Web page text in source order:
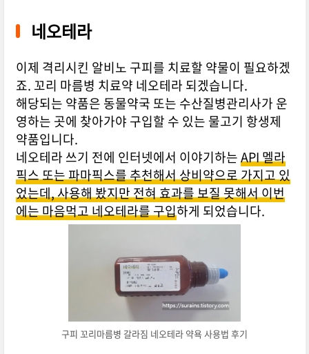
네오테라
이제 격리시킨 알비노 구피를 치료할 약물이 필요하겠
죠. 꼬리 마름병 치료약 네오테라 되겠습니다.
해당되는 약품은 동물약국 또는 수산질병관리사가 운
영하는 곳에 찾아가야 구입할 수 있는 물고기 항생제
약품입니다.
네오테라 쓰기 전에 인터넷에서 이야기하는API 멜라
픽스 또는 파마픽스를 추천해서 상비약으로 가지고 있
었는데, 사용해 봤지만 전혀 효과를 보질 못해서 이번
에는 마음먹고 네오테라를 구입하게 되었습니다.
구피 꼬리마름병 갈라짐 네오테라 약욕 사용법 후기